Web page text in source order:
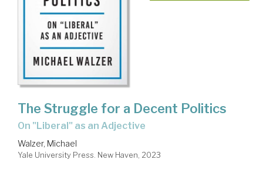
The Struggle for a Decent Politics
On "Liberal" as an Adjective
Walzer, Michael
Yale University Press. New Haven, 2023